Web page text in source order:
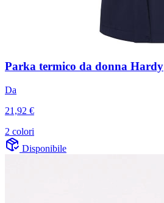
Parka termico da donna Hardy
Da
21,92 €
2 colori
Disponibile